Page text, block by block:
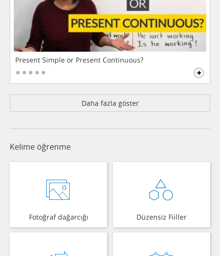
Present Simple or Present Continuous?
Daha fazla göster
Kelime öğrenme
Fotoğraf dağarcığı Düzensiz Fiiller